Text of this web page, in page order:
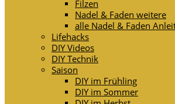
Filzen
Nadel & Faden weitere
alle Nadel & Faden
Lifehacks
DIY Videos
DIY Technik
Saison
DIY im Frühling
DIY im Sommer